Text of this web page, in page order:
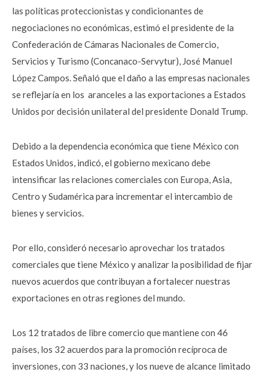
las políticas proteccionistas y condicionantes de
negociaciones no económicas, estimó el presidente de la
Confederación de Cámaras Nacionales de Comercio,
Servicios y Turismo (Concanaco-Servytur), José Manuel
López Campos. Señaló que el daño a las empresas nacionales
se reflejaría en los aranceles a las exportaciones a Estados
Unidos por decisión unilateral del presidente Donald Trump.
Debido a la dependencia económica que tiene México con
Estados Unidos, indicó, el gobierno mexicano debe
intensificar las relaciones comerciales con Europa, Asia,
Centro y Sudamérica para incrementar el intercambio de
bienes y servicios.
Por ello, consideró necesario aprovechar los tratados
comerciales que tiene México y analizar la posibilidad de fijar
nuevos acuerdos que contribuyan a fortalecer nuestras
exportaciones en otras regiones del mundo.
Los 12 tratados de libre comercio que mantiene con 46
países, los 32 acuerdos para la promoción recíproca de
inversiones, con 33 naciones, y los nueve de alcance limitado